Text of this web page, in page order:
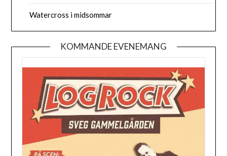
Watercross i midsommar
KOMMANDE EVENEMANG